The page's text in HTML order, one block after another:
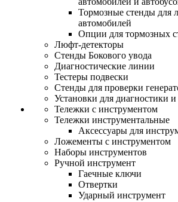
Тормозные стенды для
автомобилей
Опции для тормозных
Люфт-детекторы
Стенды Бокового увода
Диагностические линии
Тестеры подвески
Стенды для проверки
Установки для диагностики
Тележки с инструментом
Тележки инструментальные
Аксессуары для
Ложементы с инструментом
Наборы инструментов
Ручной инструмент
Гаечные ключи
Отвертки
Ударный инструмент